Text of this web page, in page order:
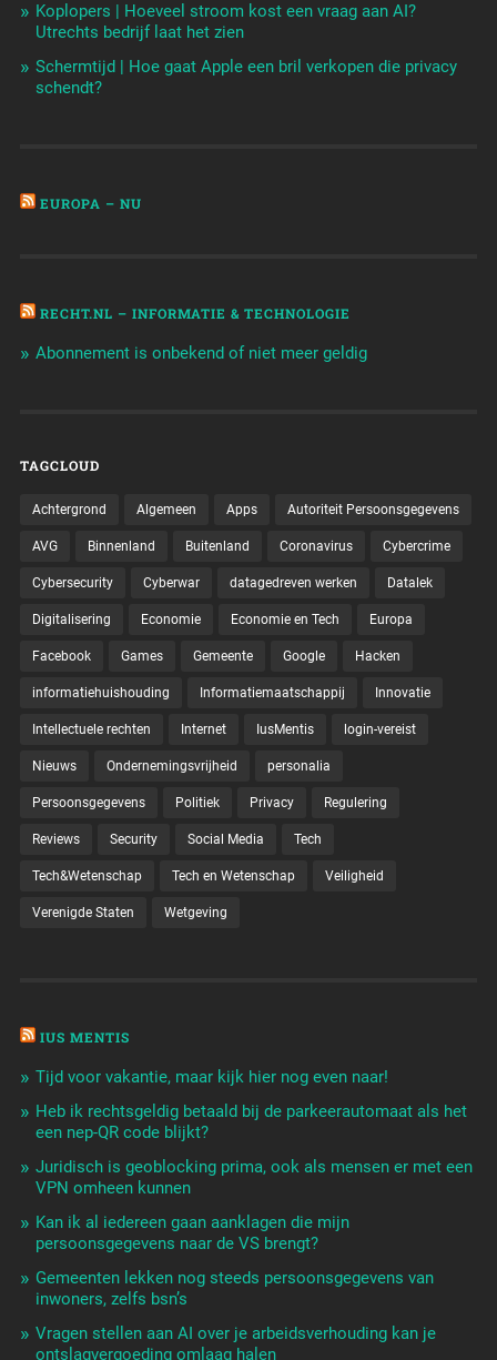
Koplopers | Hoeveel stroom kost een vraag aan AI?
Utrechts bedrijf laat het zien
Schermtijd | Hoe gaat Apple een bril verkopen die privacy
schendt?
EUROPA – NU
RECHT.NL – INFORMATIE & TECHNOLOGIE
Abonnement is onbekend of niet meer geldig
TAGCLOUD
Achtergrond Algemeen Apps Autoriteit Persoonsgegevens
AVG Binnenland Buitenland Coronavirus Cybercrime
Cybersecurity Cyberwar datagedreven werken Datalek
Digitalisering Economie Economie en Tech Europa
Facebook Games Gemeente Google Hacken
informatiehuishouding Informatiemaatschappij Innovatie
Intellectuele rechten Internet IusMentis login-vereist
Nieuws Ondernemingsvrijheid personalia
Persoonsgegevens Politiek Privacy Regulering
Reviews Security Social Media Tech
Tech&Wetenschap Tech en Wetenschap Veiligheid
Verenigde Staten Wetgeving
IUS MENTIS
Tijd voor vakantie, maar kijk hier nog even naar!
Heb ik rechtsgeldig betaald bij de parkeerautomaat als het
een nep-QR code blijkt?
Juridisch is geoblocking prima, ook als mensen er met een
VPN omheen kunnen
Kan ik al iedereen gaan aanklagen die mijn
persoonsgegevens naar de VS brengt?
Gemeenten lekken nog steeds persoonsgegevens van
inwoners, zelfs bsn’s
Vragen stellen aan AI over je arbeidsverhouding kan je
ontslagvergoeding omlaag halen